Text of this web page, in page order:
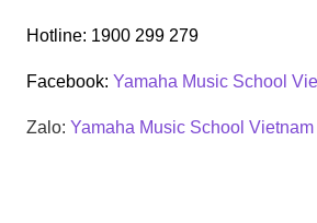
Hotline: 1900 299 279
Facebook: Yamaha Music School
Zalo: Yamaha Music School Vietnam